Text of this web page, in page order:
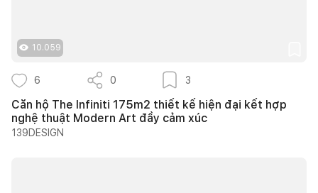
10.059
6 0 3
Căn hộ The Infiniti 175m2 thiết kế hiện đại kết hợp
nghệ thuật Modern Art đầy cảm xúc
139DESIGN